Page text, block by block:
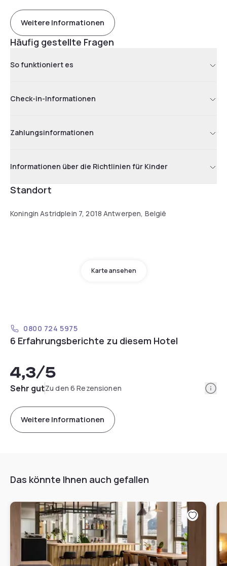
Weitere Informationen
Häufig gestellte Fragen
So funktioniert es
Check-in-Informationen
Zahlungsinformationen
Informationen über die Richtlinien für Kinder
Standort
Koningin Astridplein 7, 2018 Antwerpen, België
Karte ansehen
0800 724 5975
6 Erfahrungsberichte zu diesem Hotel
4,3/5
Sehr gutZu den 6 Rezensionen
Weitere Informationen
Das könnte Ihnen auch gefallen